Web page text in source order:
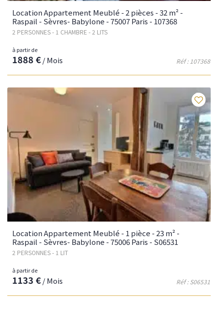
Location Appartement Meublé - 2 pièces - 32 m² -
Raspail - Sèvres- Babylone - 75007 Paris - 107368
2 PERSONNES - 1 CHAMBRE - 2 LITS
Réf : 107368
à partir de
1888 €/ Mois
Location Appartement Meublé - 1 pièce - 23 m² -
Raspail - Sèvres- Babylone - 75006 Paris - S06531
2 PERSONNES - 1 LIT
Réf : S06531
à partir de
1133 €/ Mois